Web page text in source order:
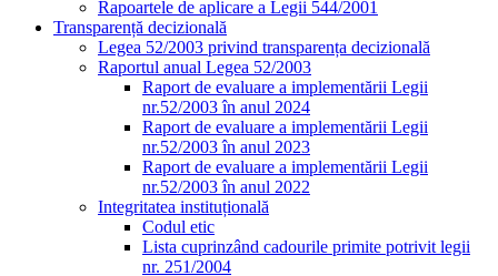
Rapoartele de aplicare a Legii 544/2001
Transparență decizională
Legea 52/2003 privind transparența decizională
Raportul anual Legea 52/2003
Raport de evaluare a implementării Legii
nr.52/2003 în anul 2024
Raport de evaluare a implementării Legii
nr.52/2003 în anul 2023
Raport de evaluare a implementării Legii
nr.52/2003 în anul 2022
Integritatea instituțională
Codul etic
Lista cuprinzând cadourile primite potrivit legii
nr. 251/2004